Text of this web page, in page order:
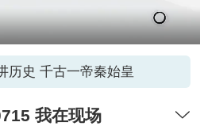
历史 千古一帝秦始皇
我在现场